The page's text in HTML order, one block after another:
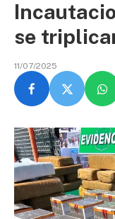
se
11/07/2025